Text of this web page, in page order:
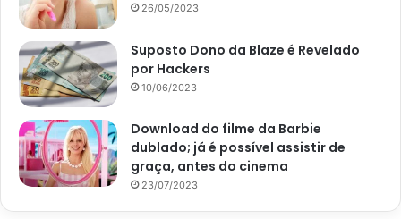
26/05/2023
Suposto Dono da Blaze é Revelado
por Hackers
10/06/2023
Download do filme da Barbie
dublado; já é possível assistir de
graça, antes do cinema
23/07/2023